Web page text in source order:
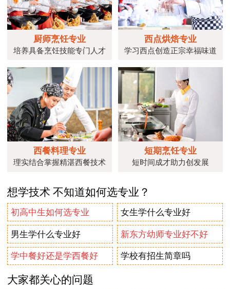
厨师烹饪专业
培养具备烹饪技能专门人才
西点烘焙专业
学习西点创造正宗幸福味道
西餐料理专业
理实结合掌握精湛西餐技术
短期烹饪专业
短时间成才助力创发展
想学技术 不知道如何选专业？
初高中生如何选专业 女生学什么专业好
男生学什么专业好 新东方幼师专业好不好
学中餐好还是学西餐好 学校有招生简章吗
大家都关心的问题